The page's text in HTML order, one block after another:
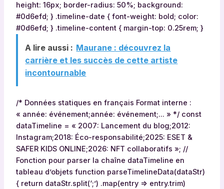
height: 16px; border-radius: 50%; background:
#0d6efd; } .timeline-date { font-weight: bold; color:
#0d6efd; } .timeline-content { margin-top: 0.25rem; }
A lire aussi : Maurane : découvrez la
carrière et les succès de cette artiste
incontournable
/* Données statiques en français Format interne :
« année: événement;année: événement;… » */ const
dataTimeline = « 2007: Lancement du blog;2012:
Instagram;2018: Éco-responsabilité;2025: ESET &
SAFER KIDS ONLINE;2026: NFT collaboratifs »; //
Fonction pour parser la chaîne dataTimeline en
tableau d’objets function parseTimelineData(dataStr)
{ return dataStr.split(‘;’) .map(entry => entry.trim)